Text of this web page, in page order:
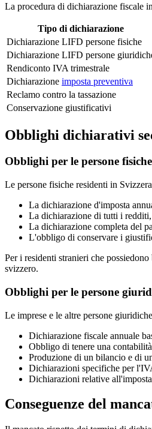
La procedura di dichiarazione fiscale
Tipo di dichiarazione
Dichiarazione LIFD persone fisiche
Dichiarazione LIFD persone
Rendiconto IVA trimestrale
Dichiarazione imposta preventiva
Reclamo contro la tassazione
Conservazione giustificativi
Obblighi dichiarativi
Obblighi per le persone fisiche
Le persone fisiche residenti in
La dichiarazione d'imposta
La dichiarazione di tutti i
La dichiarazione completa del
L'obbligo di conservare i
Per i residenti stranieri che
svizzero.
Obblighi per le persone
Le imprese e le altre persone
Dichiarazione fiscale annuale
Obbligo di tenere una
Produzione di un bilancio e di
Dichiarazioni specifiche per
Dichiarazioni relative
Conseguenze del